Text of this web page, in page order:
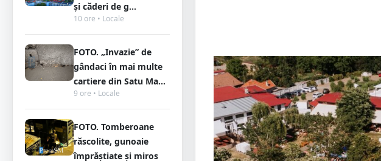
și căderi de g...
10 ore • Locale
FOTO. „Invazie” de
gândaci în mai multe
cartiere din Satu Ma...
9 ore • Locale
FOTO. Tomberoane
răscolite, gunoaie
împrăștiate și miros